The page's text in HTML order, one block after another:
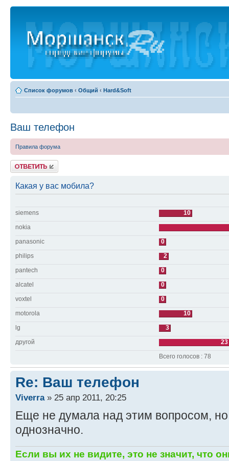
Список форумов ‹ Общий ‹ Hard&Soft
Ваш телефон
Правила форума
Ответить
Какая у вас мобила?
siemens
10
nokia
panasonic
0
philips
2
pantech
0
alcatel
0
voxtel
0
motorola
10
lg
3
другой
23
Всего голосов : 78
Re: Ваш телефон
Viverra» 25 апр 2011, 20:25
Еще не думала над этим вопросом, но
однозначно.
Если вы их не видите, это не значит, что